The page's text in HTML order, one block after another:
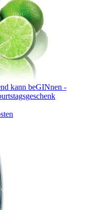
kann beGINnen -